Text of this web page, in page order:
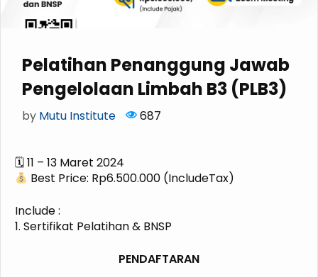
Pelatihan Penanggung Jawab
Pengelolaan Limbah B3 (PLB3)
by Mutu Institute 687
🗓 11 – 13 Maret 2024
Best Price: Rp6.500.000 (IncludeTax)
Include :
1. Sertifikat Pelatihan & BNSP
PENDAFTARAN